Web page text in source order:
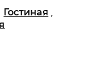
Гостиная ,